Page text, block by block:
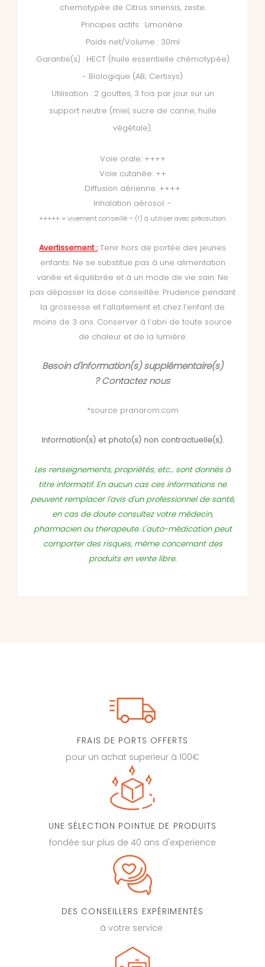
chemotypée de Citrus sinensis, zeste.
Principes actifs : Limonène.
Poids net/Volume : 30ml
Garantie(s) : HECT (huile essentielle chémotypée)
- Biologique (AB; Certisys)
Utilisation : 2 gouttes, 3 fois par jour sur un
support neutre (miel, sucre de canne, huile
végétale).
Voie orale: ++++
Voie cutanée: ++
Diffusion aérienne: ++++
Inhalation aérosol: -
+++++ = vivement conseillé – (!) à utiliser avec précaution
Avertissement : Tenir hors de portée des jeunes
enfants. Ne se substitue pas à une alimentation
variée et équilibrée et à un mode de vie sain. Ne
pas dépasser la dose conseillée. Prudence pendant
la grossesse et l’allaitement et chez l’enfant de
moins de 3 ans. Conserver à l’abri de toute source
de chaleur et de la lumière.
Besoin d'information(s) supplémentaire(s)
?Contactez nous
*source pranarom.com
Information(s) et photo(s) non contractuelle(s).
Les renseignements, propriétés, etc... sont donnés à
titre informatif. En aucun cas ces informations ne
peuvent remplacer l'avis d'un professionnel de santé,
en cas de doute consultez votre médecin,
pharmacien ou therapeute. L'auto-médication peut
comporter des risques, même concernant des
produits en vente libre.
FRAIS DE PORTS OFFERTS
pour un achat superieur à 100€
UNE SÉLECTION POINTUE DE PRODUITS
fondée sur plus de 40 ans d'experience
DES CONSEILLERS EXPÉRIMENTÉS
à votre service